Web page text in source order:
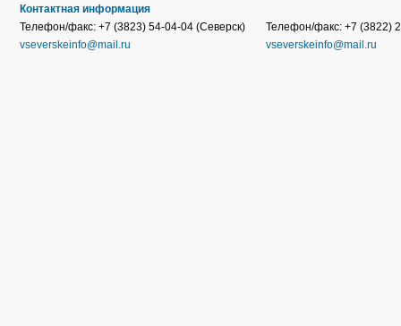
Контактная информация
Телефон/факс: +7 (3823) 54-04-04 (Северск)
vseverskeinfo@mail.ru
Телефон/факс: +7 (3822)
vseverskeinfo@mail.ru